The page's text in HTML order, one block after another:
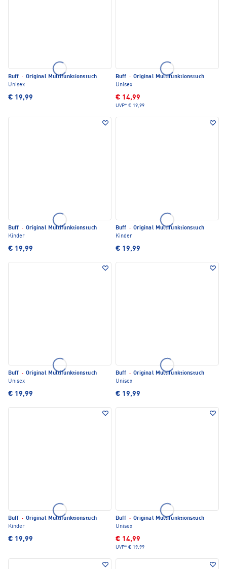
Buff · Original Multifunktionstuch
Unisex
€ 19,99
Buff · Original Multifunktionstuch
Unisex
€ 14,99
UVP* € 19,99
Buff · Original Multifunktionstuch
Kinder
€ 19,99
Buff · Original Multifunktionstuch
Kinder
€ 19,99
Buff · Original Multifunktionstuch
Unisex
€ 19,99
Buff · Original Multifunktionstuch
Unisex
€ 19,99
Buff · Original Multifunktionstuch
Kinder
€ 19,99
Buff · Original Multifunktionstuch
Unisex
€ 14,99
UVP* € 19,99